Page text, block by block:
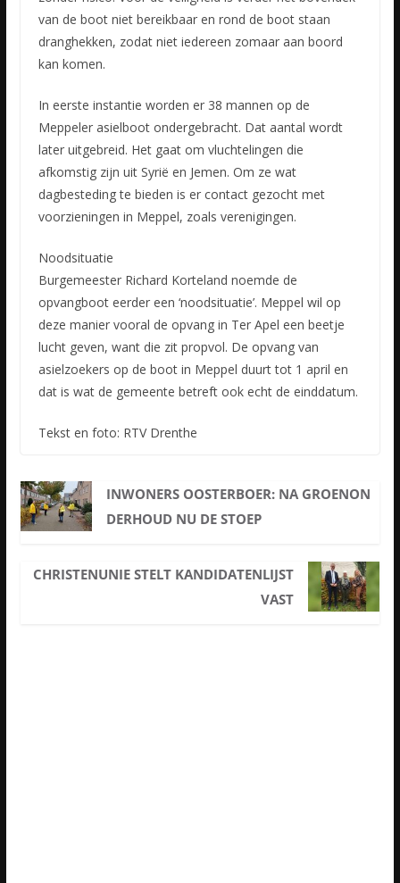
van de boot niet bereikbaar en rond de boot staan
dranghekken, zodat niet iedereen zomaar aan boord
kan komen.
In eerste instantie worden er 38 mannen op de
Meppeler asielboot ondergebracht. Dat aantal wordt
later uitgebreid. Het gaat om vluchtelingen die
afkomstig zijn uit Syrië en Jemen. Om ze wat
dagbesteding te bieden is er contact gezocht met
voorzieningen in Meppel, zoals verenigingen.
Noodsituatie
Burgemeester Richard Korteland noemde de
opvangboot eerder een ‘noodsituatie’. Meppel wil op
deze manier vooral de opvang in Ter Apel een beetje
lucht geven, want die zit propvol. De opvang van
asielzoekers op de boot in Meppel duurt tot 1 april en
dat is wat de gemeente betreft ook echt de einddatum.
Tekst en foto: RTV Drenthe
INWONERS OOSTERBOER: NA GROENON
DERHOUD NU DE STOEP
CHRISTENUNIE STELT KANDIDATENLIJST
VAST